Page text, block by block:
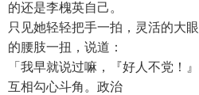
的还是李槐英自己。
只见她轻轻把手一拍，灵活的大
的腰肢一扭，说道：
「我早就说过嘛，『好人不党！
互相勾心斗角。政治